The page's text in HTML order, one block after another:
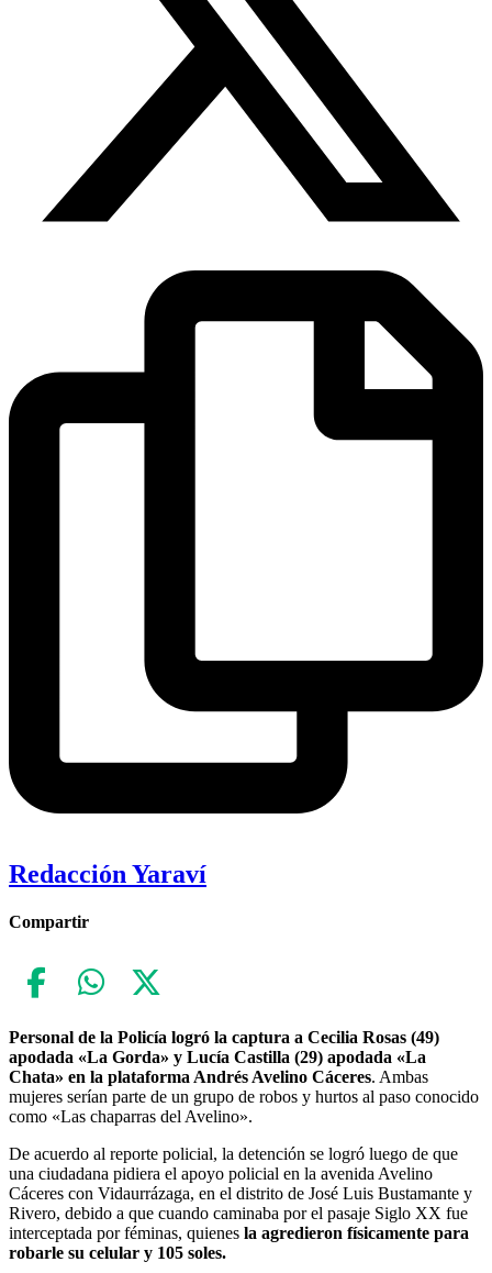
Redacción Yaraví
Compartir
Personal de la Policía logró la captura a Cecilia Rosas (49)
apodada «La Gorda» y Lucía Castilla (29) apodada «La
Chata» en la plataforma Andrés Avelino Cáceres. Ambas
mujeres serían parte de un grupo de robos y hurtos al paso conocido
como «Las chaparras del Avelino».
De acuerdo al reporte policial, la detención se logró luego de que
una ciudadana pidiera el apoyo policial en la avenida Avelino
Cáceres con Vidaurrázaga, en el distrito de José Luis Bustamante y
Rivero, debido a que cuando caminaba por el pasaje Siglo XX fue
interceptada por féminas, quienes la agredieron físicamente para
robarle su celular y 105 soles.